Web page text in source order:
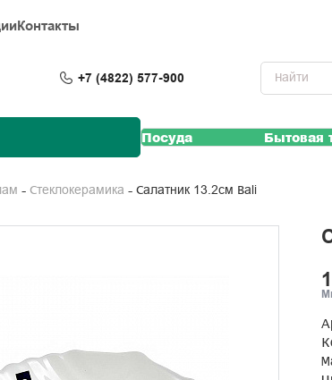
Контакты
+7 (4822) 577-900
Посуда Бытовая
Стеклокерамика Салатник 13.2см Bali